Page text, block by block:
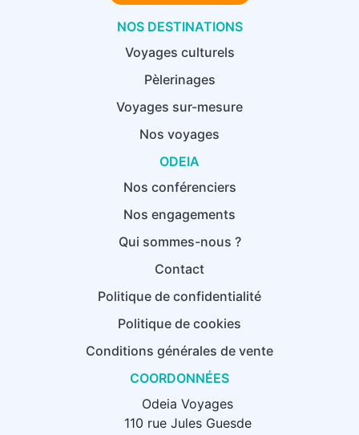
NOS DESTINATIONS
Voyages culturels
Pèlerinages
Voyages sur-mesure
Nos voyages
ODEIA
Nos conférenciers
Nos engagements
Qui sommes-nous ?
Contact
Politique de confidentialité
Politique de cookies
Conditions générales de vente
COORDONNÉES
Odeia Voyages
110 rue Jules Guesde